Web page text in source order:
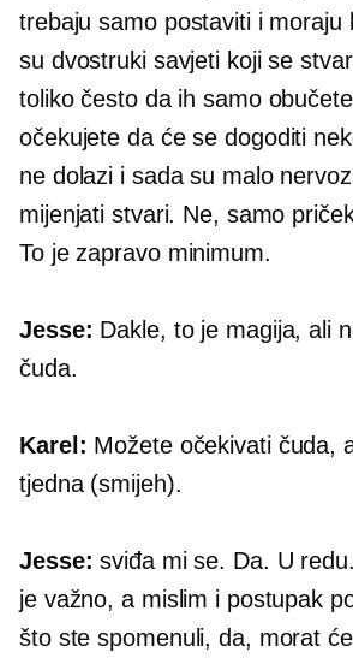
trebaju samo postaviti i moraju
su dvostruki savjeti koji se
toliko često da ih samo
očekujete da će se dogoditi
ne dolazi i sada su malo
mijenjati stvari. Ne, samo
To je zapravo minimum.
Jesse: Dakle, to je magija, ali
čuda.
Karel: Možete očekivati ​​čuda,
tjedna (smijeh).
Jesse: sviđa mi se. Da. U
je važno, a mislim i postupak
što ste spomenuli, da, morat